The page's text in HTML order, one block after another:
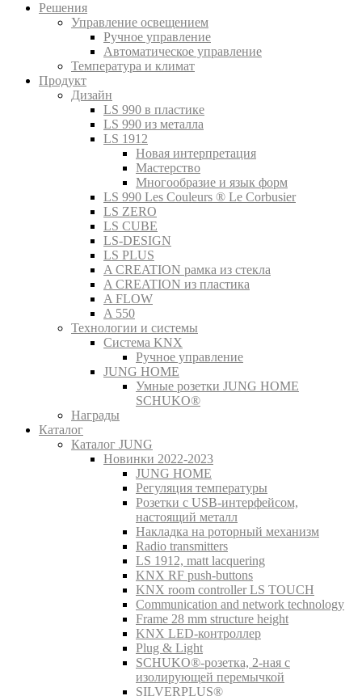
Решения
Управление освещением
Ручное управление
Автоматическое управление
Температура и климат
Продукт
Дизайн
LS 990 в пластике
LS 990 из металла
LS 1912
Новая интерпретация
Мастерство
Многообразие и язык форм
LS 990 Les Couleurs ® Le Corbusier
LS ZERO
LS CUBE
LS-DESIGN
LS PLUS
A CREATION рамка из стекла
A CREATION из пластика
A FLOW
A 550
Технологии и системы
Система KNX
Ручное управление
JUNG HOME
Умные розетки JUNG HOME
SCHUKO®
Награды
Каталог
Каталог JUNG
Новинки 2022-2023
JUNG HOME
Регуляция температуры
Розетки с USB-интерфейсом,
настоящий металл
Накладка на роторный механизм
Radio transmitters
LS 1912, matt lacquering
KNX RF push-buttons
KNX room controller LS TOUCH
Communication and network technology
Frame 28 mm structure height
KNX LED-контроллер
Plug & Light
SCHUKO®-розетка, 2-ная с
изолирующей перемычкой
SILVERPLUS®